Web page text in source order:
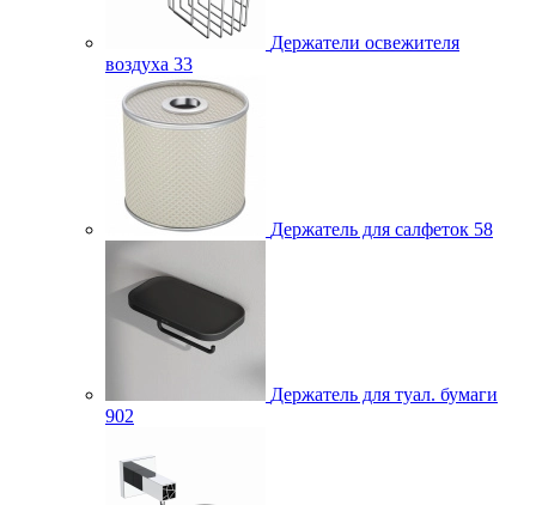
Держатели освежителя
воздуха 33
Держатель для салфеток 58
Держатель для туал. бумаги
902